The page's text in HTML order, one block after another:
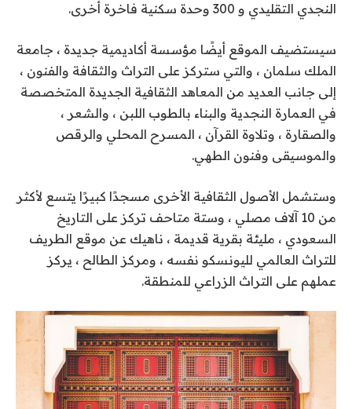
النجدي التقليدي و 300 وحدة سكنية فاخرة أخرى.
سيستضيف الموقع أيضًا مؤسسة أكاديمية جديدة ، جامعة
الملك سلمان ، والتي ستركز على التراث والثقافة والفنون ،
إلى جانب العديد من المعاهد الثقافية الجديدة المتخصصة
في العمارة النجدية والبناء بالطوب اللبن ، والشعر ،
والصقارة ، وتلاوة القرآن ، المسرح المحلي والرقص
والموسيقى وفنون الطهي.
وستشمل الأصول الثقافية الأخرى مسجدًا كبيرًا يتسع لأكثر
من 10 آلاف مصلي ، وستة متاحف تركز على التاريخ
السعودي ، مليئة بقرية قديمة ، ناهيك عن موقع الطريف
للتراث العالمي لليونسكو نفسه ، ومركز الطالح ، يركز
عملهم على التراث الزراعي للمنطقة.